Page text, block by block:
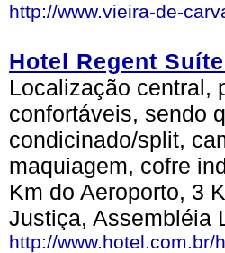
http://www.vieira-de-
Hotel Regent
Localização central,
confortáveis, sendo
condicinado/split,
maquiagem, cofre
Km do Aeroporto, 3
Justiça, Assembléia
http://